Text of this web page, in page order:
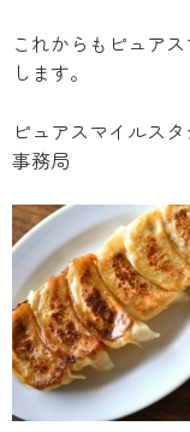
これからもピュア
します。
ピュアスマイルスタ
事務局